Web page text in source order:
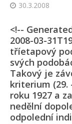
30.3.2008
<!--
2008-03-
tříetapový
svých
Takový je
kriterium (29.
roku 1927 a
nedělní
odpolední